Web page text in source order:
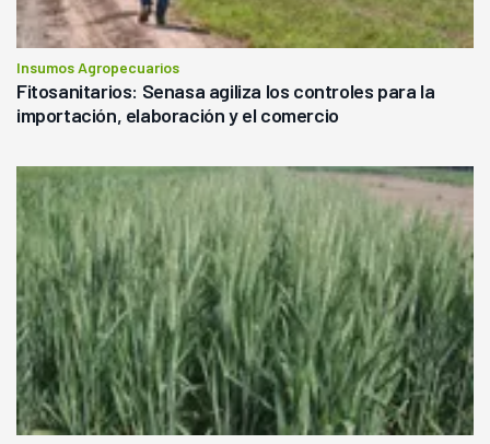
Insumos Agropecuarios
Fitosanitarios: Senasa agiliza los controles para la
importación, elaboración y el comercio